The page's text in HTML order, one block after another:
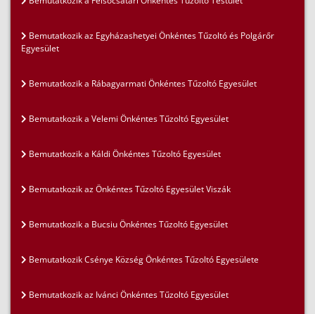
Bemutatkozik az Egyházashetyei Önkéntes Tűzoltó és Polgárőr
Egyesület
Bemutatkozik a Rábagyarmati Önkéntes Tűzoltó Egyesület
Bemutatkozik a Velemi Önkéntes Tűzoltó Egyesület
Bemutatkozik a Káldi Önkéntes Tűzoltó Egyesület
Bemutatkozik az Önkéntes Tűzoltó Egyesület Viszák
Bemutatkozik a Bucsiu Önkéntes Tűzoltó Egyesület
Bemutatkozik Csénye Község Önkéntes Tűzoltó Egyesülete
Bemutatkozik az Ivánci Önkéntes Tűzoltó Egyesület